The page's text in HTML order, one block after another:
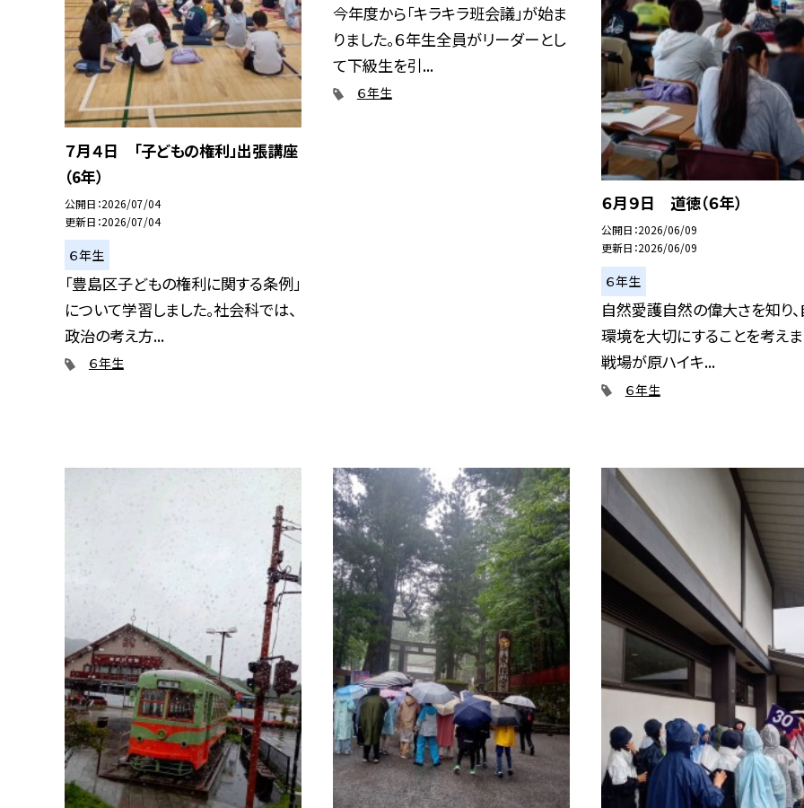
７月４日 「子どもの権利」出張講座
（6年）
公開日 2026/07/04
更新日 2026/07/04
６年生
「豊島区子どもの権利に関する条例」
について学習しました。社会科では、
政治の考え方...
６年生
今年度から「キラキラ班会議」が始ま
りました。６年生全員がリーダーとし
て下級生を引...
６年生
６月９日 道徳（６年）
公開日 2026/06/09
更新日 2026/06/09
６年生
自然愛護自然の偉大さを知り
環境を大切にすることを考えま
戦場が原ハイキ...
６年生